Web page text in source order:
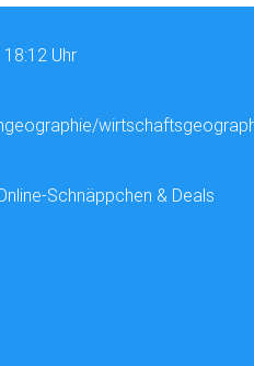
Uhr
Schnäppchen & Deals